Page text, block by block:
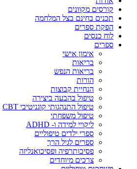
קורסים מקוונים
תכנים בחינם בצל המלחמה
הפקת ספרים
לוח כנסים
ספרים
אימון אישי
בריאות
בריאות הנפש
הורות
הנחיית קבוצות
טיפול בהבעה ביצירה
טיפול התנהגותי קוגניטיבי CBT
טיפול משפחתי
ליקויי למידה ו- ADHD
ספרי ילדים טיפוליים
ספרים לגיל הרך
פסיכותרפיה ופסיכואנליזה
צרכים מיוחדים